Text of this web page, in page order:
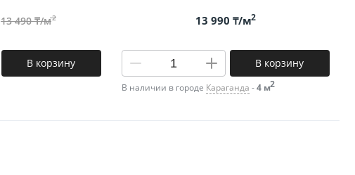
13 490 ₸/м2
В корзину
13 990 ₸/м2
В корзину
В наличии в городе Караганда -4 м2